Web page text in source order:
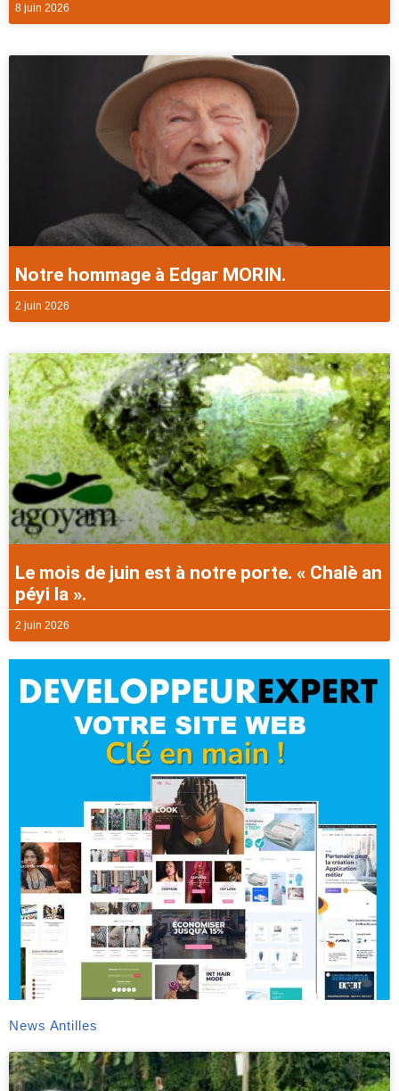
8 juin 2026
Notre hommage à Edgar MORIN.
2 juin 2026
Le mois de juin est à notre porte. « Chalè an
péyi la ».
2 juin 2026
News Antilles